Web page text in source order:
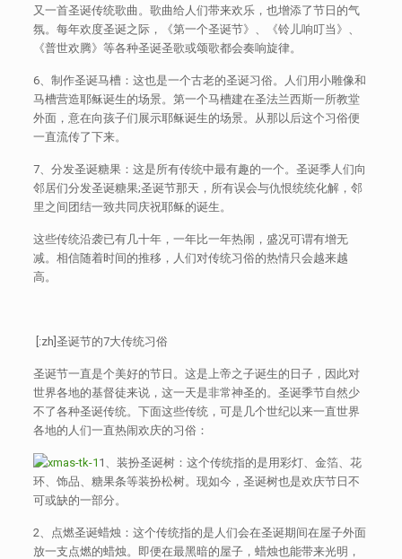
又一首圣诞传统歌曲。歌曲给人们带来欢乐，也增添了节日的气
氛。每年欢度圣诞之际，《第一个圣诞节》、《铃儿响叮当》、
《普世欢腾》等各种圣诞圣歌或颂歌都会奏响旋律。
6、制作圣诞马槽：这也是一个古老的圣诞习俗。人们用小雕像和
马槽营造耶稣诞生的场景。第一个马槽建在圣法兰西斯一所教堂
外面，意在向孩子们展示耶稣诞生的场景。从那以后这个习俗便
一直流传了下来。
7、分发圣诞糖果：这是所有传统中最有趣的一个。圣诞季人们向
邻居们分发圣诞糖果;圣诞节那天，所有误会与仇恨统统化解，邻
里之间团结一致共同庆祝耶稣的诞生。
这些传统沿袭已有几十年，一年比一年热闹，盛况可谓有增无
减。相信随着时间的推移，人们对传统习俗的热情只会越来越
高。
[:zh]圣诞节的7大传统习俗
圣诞节一直是个美好的节日。这是上帝之子诞生的日子，因此对
世界各地的基督徒来说，这一天是非常神圣的。圣诞季节自然少
不了各种圣诞传统。下面这些传统，可是几个世纪以来一直世界
各地的人们一直热闹欢庆的习俗：
1、装扮圣诞树：这个传统指的是用彩灯、金箔、花
环、饰品、糖果条等装扮松树。现如今，圣诞树也是欢庆节日不
可或缺的一部分。
2、点燃圣诞蜡烛：这个传统指的是人们会在圣诞期间在屋子外面
放一支点燃的蜡烛。即便在最黑暗的屋子，蜡烛也能带来光明，